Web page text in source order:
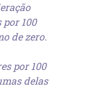
100
de zero.
por 100
delas